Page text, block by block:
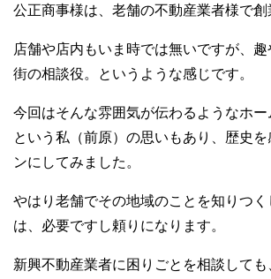
公正商事様は、老舗の不動産業者様で創
店舗や店内もいま時では無いですが、
街の相談役。というような感じです。
今回はそんな雰囲気が伝わるようなホ
という私（前原）の思いもあり、歴史
ンにしてみました。
やはり老舗でその地域のことを知りつ
は、必要ですし頼りになります。
新興不動産業者に困りごとを相談して